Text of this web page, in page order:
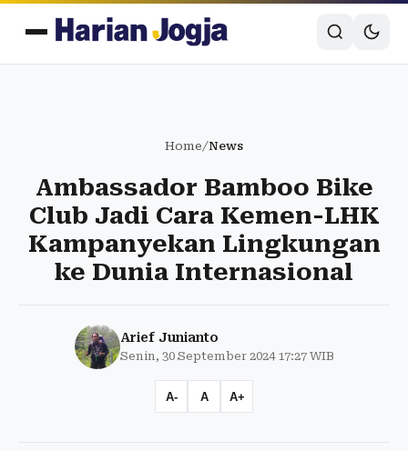
Home/News
Ambassador Bamboo Bike
Club Jadi Cara Kemen-LHK
Kampanyekan Lingkungan
ke Dunia Internasional
Arief Junianto
Senin, 30 September 2024 17:27 WIB
A- A A+